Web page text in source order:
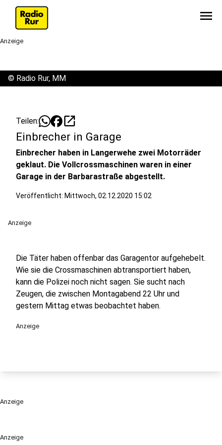
menu
Anzeige
Anzeige
© Radio Rur, MM
Teilen: open_in_new
Einbrecher in Garage
Einbrecher haben in Langerwehe zwei Motorräder
geklaut. Die Vollcrossmaschinen waren in einer
Garage in der Barbarastraße abgestellt.
Veröffentlicht: Mittwoch, 02.12.2020 15:02
Anzeige
Die Täter haben offenbar das Garagentor aufgehebelt.
Wie sie die Crossmaschinen abtransportiert haben,
kann die Polizei noch nicht sagen. Sie sucht nach
Zeugen, die zwischen Montagabend 22 Uhr und
gestern Mittag etwas beobachtet haben.
Anzeige
Anzeige